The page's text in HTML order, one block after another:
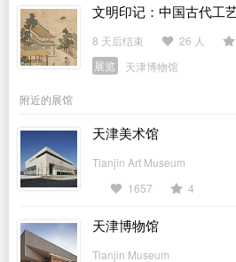
文明印记：中国古代工
8 天后结束 26 人
展览
天津博物馆
附近的展馆
天津美术馆
Tianjin Art Museum
1657
4
天津博物馆
Tianjin Museum